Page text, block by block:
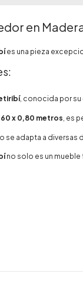
en
es una pieza
, conocida por su
x 0,80 metros, es
se adapta a
no solo es un